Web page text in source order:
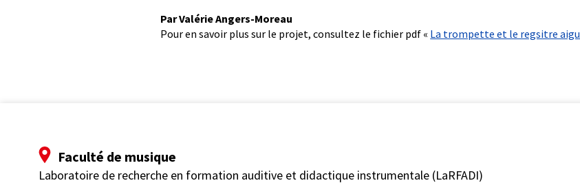
Par Valérie Angers-Moreau
Pour en savoir plus sur le projet, consultez le fichier pdf « La trompette et le regsitre aigu
Faculté de musique
Laboratoire de recherche en formation auditive et didactique instrumentale (LaRFADI)